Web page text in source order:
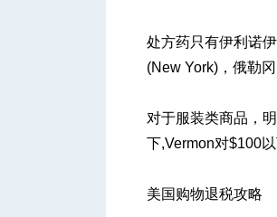
处方药只有伊利诺
(New York)，俄勒
对于服装类商品，
下,Vermon对$100以
美国购物退税攻略